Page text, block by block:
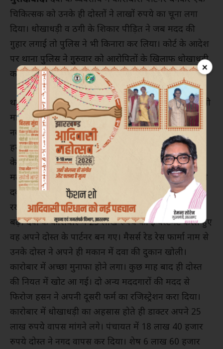
×
चिकित्सक को उनके ही दोस्तों ने लाखों रुपये का चूना लगा
दिया। धोखाधड़ी व ठगी के शिकार पीड़ित ने जब मदद की
गुहार लगाई तो पुलिस ने भी किनारा कर लिया। कोर्ट के आदेश
पर थाना पुलिस ने गुरुवार को आरोपितों के खिलाफ धोखाधड़ी
का केस दर्ज कर मामले की जांच शुरू कर दी है।
थाना मुगलपुरा क्षेत्र स्थित वारसी नगर जामा मस्जिद के निवासी
माशूक खान ने शरीर में कहा था कि वह पेशे से चिकित्सक हैं।
नवाबपुरा थाना क्षेत्र के बाग गुलाब राय के रहने वाले फिरोज
हसन सिद्दीकी उनके घनिष्ट मित्र थे। बातचीत में फिरोज ने खुद
के बेरोजगार होने का हवाला देकर अपने चिकित्सक दोस्त से
मदद की गुहार लगाई। माशूक खान के मुताबिक उनके दोस्त ने
दवा के कारोबार में साझीदार बनाने का प्रस्ताव उनके सामने
रखा। दोस्त की मजबूरी व बेरोजगारी भांप वह मदद में आगे
बढ़े। दवा के कारोबार में 25 लाख रुपये का इन्वेस्टमेंट करते हुए
वह अपने दोस्त के पार्टनर बन गए। मैसर्स रेड रेस फार्मा नाम से
उनके दोस्त ने अपने ही मकान में दवा की दुकान खोली।
कारोबार में अच्छा मुनाफा होने लगा। कुछ माह बाद ही दोस्त
की नियत में खोट आ गई। दो अन्य मददगारों की मदद से
फिरोज हसन ने अपनी दूसरी फर्म का रजिस्ट्रेशन करा दिया।
कारोबार में धोखाधड़ी का अहसास होते ही डाक्टर अपने 25
लाख रुपये वापस मांगने लगे। पंचायत में 18 लाख 40 हजार
रुपये दोस्त ने नगद वापस कर दिया। शेष 6 लाख 60 हजार